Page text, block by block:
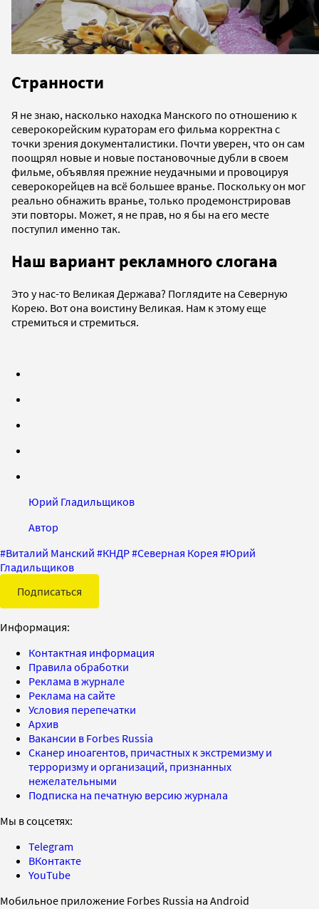
Странности
Я не знаю, насколько находка Манского по отношению к
северокорейским кураторам его фильма корректна с
точки зрения документалистики. Почти уверен, что он сам
поощрял новые и новые постановочные дубли в своем
фильме, объявляя прежние неудачными и провоцируя
северокорейцев на всё большее вранье. Поскольку он мог
реально обнажить вранье, только продемонстрировав
эти повторы. Может, я не прав, но я бы на его месте
поступил именно так.
Наш вариант рекламного слогана
Это у нас-то Великая Держава? Поглядите на Северную
Корею. Вот она воистину Великая. Нам к этому еще
стремиться и стремиться.
Юрий Гладильщиков
Автор
#Виталий Манский #КНДР#Северная Корея #Юрий
Гладильщиков
Подписаться
Информация:
Контактная информация
Правила обработки
Реклама в журнале
Реклама на сайте
Условия перепечатки
Архив
Вакансии в Forbes Russia
Сканер иноагентов, причастных к экстремизму и
терроризму и организаций, признанных
нежелательными
Подписка на печатную версию журнала
Мы в соцсетях:
Telegram
ВКонтакте
YouTube
Мобильное приложение Forbes Russia на Android